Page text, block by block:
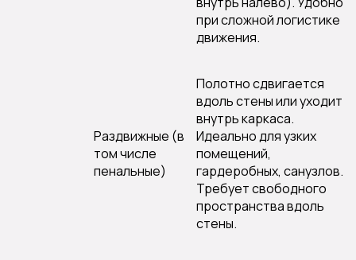
при сложной логистике
движения.
Раздвижные (в
том числе
пенальные)
Полотно сдвигается
вдоль стены или уходит
внутрь каркаса.
Идеально для узких
помещений,
гардеробных, санузлов.
Требует свободного
пространства вдоль
стены.